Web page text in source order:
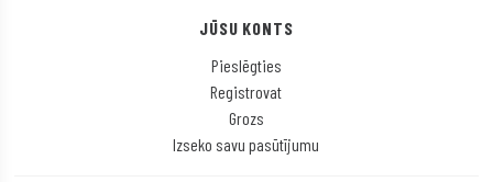
JŪSU KONTS
Pieslēgties
Registrovat
Grozs
Izseko savu pasūtījumu